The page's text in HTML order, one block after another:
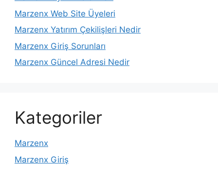
Marzenx Web Site Üyeleri
Marzenx Yatırım Çekilişleri Nedir
Marzenx Giriş Sorunları
Marzenx Güncel Adresi Nedir
Kategoriler
Marzenx
Marzenx Giriş